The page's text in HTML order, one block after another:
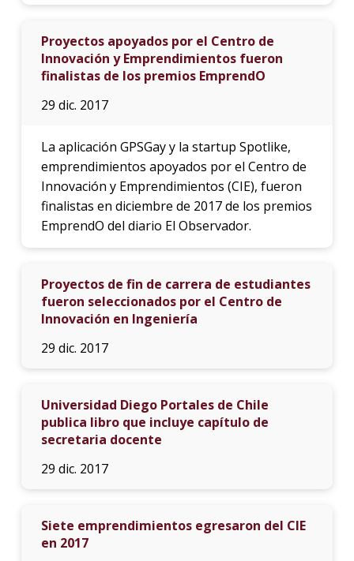
Proyectos apoyados por el Centro de
Innovación y Emprendimientos fueron
finalistas de los premios EmprendO
29 dic. 2017
La aplicación GPSGay y la startup Spotlike,
emprendimientos apoyados por el Centro de
Innovación y Emprendimientos (CIE), fueron
finalistas en diciembre de 2017 de los premios
EmprendO del diario El Observador.
Proyectos de fin de carrera de estudiantes
fueron seleccionados por el Centro de
Innovación en Ingeniería
29 dic. 2017
Universidad Diego Portales de Chile
publica libro que incluye capítulo de
secretaria docente
29 dic. 2017
Siete emprendimientos egresaron del CIE
en 2017